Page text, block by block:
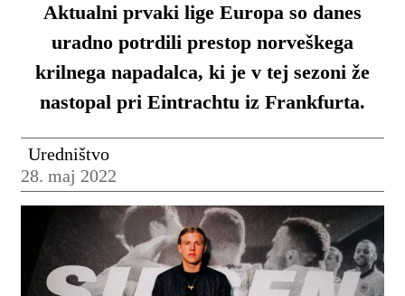
Aktualni prvaki lige Europa so danes
uradno potrdili prestop norveškega
krilnega napadalca, ki je v tej sezoni že
nastopal pri Eintrachtu iz Frankfurta.
Uredništvo
28. maj 2022